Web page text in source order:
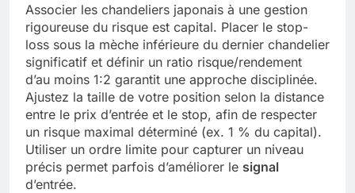
Associer les chandeliers japonais à une gestion
rigoureuse du risque est capital. Placer le stop-
loss sous la mèche inférieure du dernier chandelier
significatif et définir un ratio risque/rendement
d’au moins 1:2 garantit une approche disciplinée.
Ajustez la taille de votre position selon la distance
entre le prix d’entrée et le stop, afin de respecter
un risque maximal déterminé (ex. 1 % du capital).
Utiliser un ordre limite pour capturer un niveau
précis permet parfois d’améliorer le signal
d’entrée.